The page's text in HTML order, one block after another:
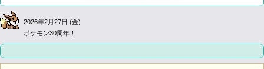
2026年2月27日 (金)
ポケモン30周年！